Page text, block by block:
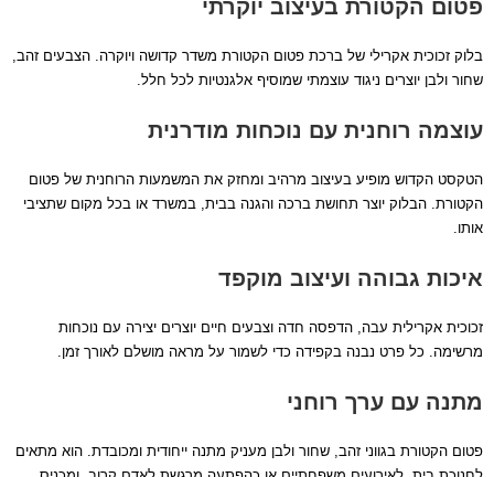
פטום הקטורת בעיצוב יוקרתי
בלוק זכוכית אקרילי של ברכת פטום הקטורת משדר קדושה ויוקרה. הצבעים זהב,
שחור ולבן יוצרים ניגוד עוצמתי שמוסיף אלגנטיות לכל חלל.
עוצמה רוחנית עם נוכחות מודרנית
הטקסט הקדוש מופיע בעיצוב מרהיב ומחזק את המשמעות הרוחנית של פטום
הקטורת. הבלוק יוצר תחושת ברכה והגנה בבית, במשרד או בכל מקום שתציבי
אותו.
איכות גבוהה ועיצוב מוקפד
זכוכית אקרילית עבה, הדפסה חדה וצבעים חיים יוצרים יצירה עם נוכחות
מרשימה. כל פרט נבנה בקפידה כדי לשמור על מראה מושלם לאורך זמן.
מתנה עם ערך רוחני
פטום הקטורת בגווני זהב, שחור ולבן מעניק מתנה ייחודית ומכובדת. הוא מתאים